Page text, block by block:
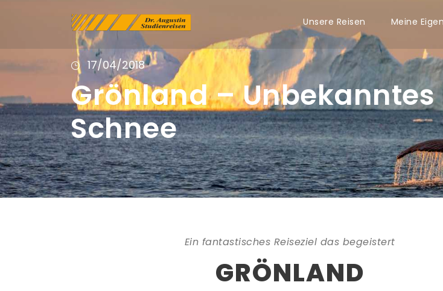
Unsere Reisen Meine
17/04/2018
Grönland – Unbekanntes
Schnee
Ein fantastisches Reiseziel das begeistert
GRÖNLAND